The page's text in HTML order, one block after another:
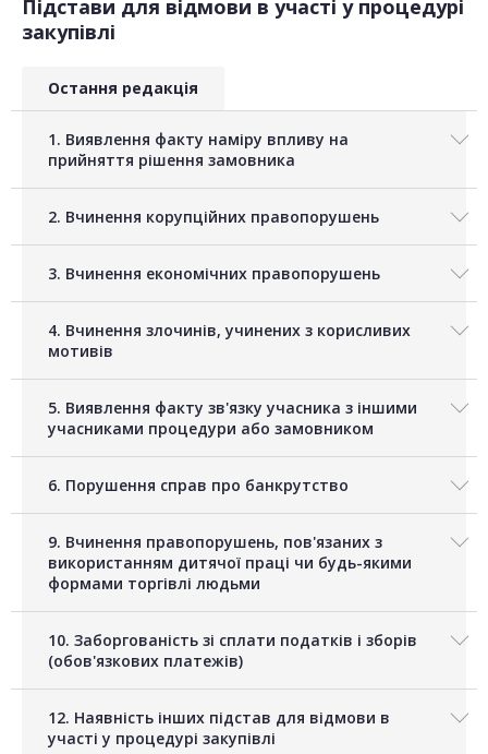
Підстави для відмови в участі у процедурі
закупівлі
Остання редакція
1. Виявлення факту наміру впливу на
прийняття рішення замовника
2. Вчинення корупційних правопорушень
3. Вчинення економічних правопорушень
4. Вчинення злочинів, учинених з корисливих
мотивів
5. Виявлення факту зв'язку учасника з іншими
учасниками процедури або замовником
6. Порушення справ про банкрутство
9. Вчинення правопорушень, пов'язаних з
використанням дитячої праці чи будь-якими
формами торгівлі людьми
10. Заборгованість зі сплати податків і зборів
(обов'язкових платежів)
12. Наявність інших підстав для відмови в
участі у процедурі закупівлі